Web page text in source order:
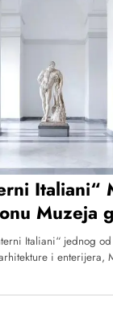
Italiani“
Muzeja
Italiani“ jednog
i enterijera,